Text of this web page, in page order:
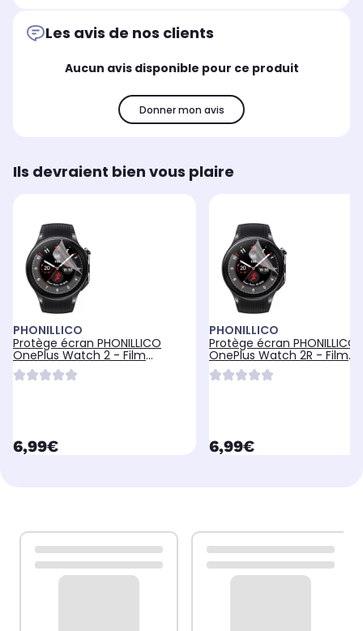
Les avis de nos clients
Aucun avis disponible pour ce produit
Donner mon avis
Ils devraient bien vous plaire
PHONILLICO
Protège écran PHONILLICO
OnePlus Watch 2 - Film
Plastique x6
currentPrice
6,99€
PHONILLICO
Protège écran PHONILLICO
OnePlus Watch 2R - Film
Plastique x6
currentPrice
6,99€